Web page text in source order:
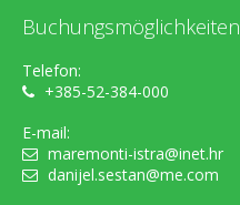
Buchungsmöglichkeiten
Telefon:
+385-52-384-000
E-mail:
maremonti-istra@inet.hr
danijel.sestan@me.com